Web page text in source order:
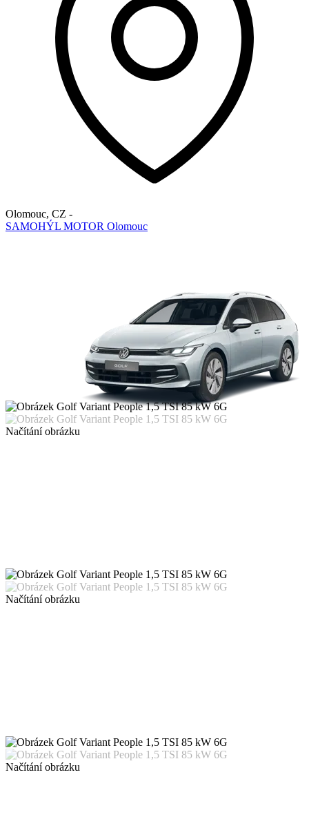
Olomouc, CZ -
SAMOHÝL MOTOR Olomouc
Načítání obrázku
Načítání obrázku
Načítání obrázku